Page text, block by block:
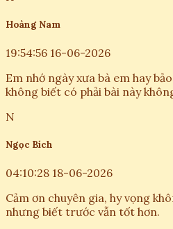
Hoàng Nam
19:54:56 16-06-2026
Em nhớ ngày xưa bà em hay
không biết có phải bài này
N
Ngọc Bích
04:10:28 18-06-2026
Cảm ơn chuyên gia, hy vọng
nhưng biết trước vẫn tốt hơn.